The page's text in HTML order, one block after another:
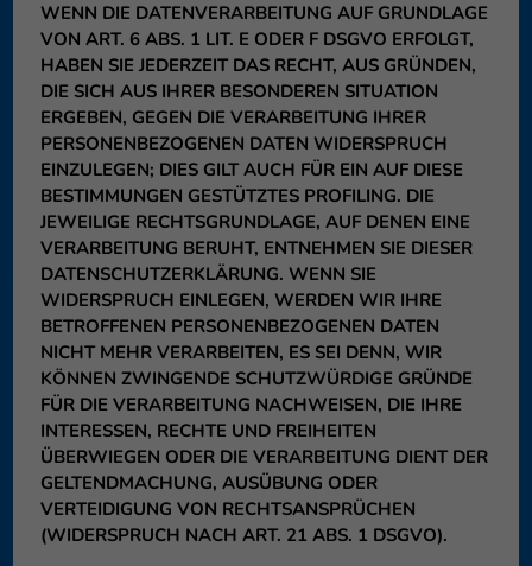
WENN DIE DATENVERARBEITUNG AUF GRUNDLAGE
VON ART. 6 ABS. 1 LIT. E ODER F DSGVO ERFOLGT,
HABEN SIE JEDERZEIT DAS RECHT, AUS GRÜNDEN,
DIE SICH AUS IHRER BESONDEREN SITUATION
ERGEBEN, GEGEN DIE VERARBEITUNG IHRER
PERSONENBEZOGENEN DATEN WIDERSPRUCH
EINZULEGEN; DIES GILT AUCH FÜR EIN AUF DIESE
BESTIMMUNGEN GESTÜTZTES PROFILING. DIE
JEWEILIGE RECHTSGRUNDLAGE, AUF DENEN EINE
VERARBEITUNG BERUHT, ENTNEHMEN SIE DIESER
DATENSCHUTZERKLÄRUNG. WENN SIE
WIDERSPRUCH EINLEGEN, WERDEN WIR IHRE
BETROFFENEN PERSONENBEZOGENEN DATEN
NICHT MEHR VERARBEITEN, ES SEI DENN, WIR
KÖNNEN ZWINGENDE SCHUTZWÜRDIGE GRÜNDE
FÜR DIE VERARBEITUNG NACHWEISEN, DIE IHRE
INTERESSEN, RECHTE UND FREIHEITEN
ÜBERWIEGEN ODER DIE VERARBEITUNG DIENT DER
GELTENDMACHUNG, AUSÜBUNG ODER
VERTEIDIGUNG VON RECHTSANSPRÜCHEN
(WIDERSPRUCH NACH ART. 21 ABS. 1 DSGVO).